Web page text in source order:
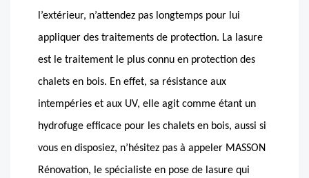
l’extérieur, n’attendez pas longtemps pour lui
appliquer des traitements de protection. La lasure
est le traitement le plus connu en protection des
chalets en bois. En effet, sa résistance aux
intempéries et aux UV, elle agit comme étant un
hydrofuge efficace pour les chalets en bois, aussi si
vous en disposiez, n’hésitez pas à appeler MASSON
Rénovation, le spécialiste en pose de lasure qui